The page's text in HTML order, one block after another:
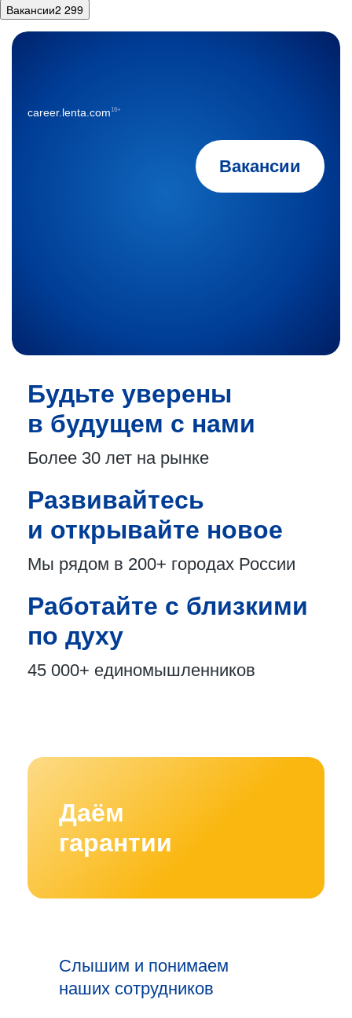
Вакансии2 299
Вакансии
career.lenta.com16+
Будьте уверены
в будущем с нами
Более 30 лет на рынке
Развивайтесь
и открывайте новое
Мы рядом в 200+ городах России
Работайте с близкими
по духу
45 000+ единомышленников
Даём
гарантии
Слышим и понимаем
наших сотрудников